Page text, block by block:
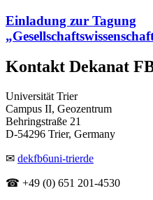
Einladung zur Tagung
Kontakt Dekanat
Universität Trier
Campus II, Geozentrum
Behringstraße 21
D-54296 Trier, Germany
✉ dekfb6uni-trierde
☎ +49 (0) 651 201-4530